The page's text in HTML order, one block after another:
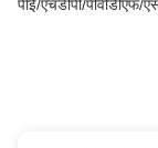
पीई/एचडीपी/पीवीडीएफ/